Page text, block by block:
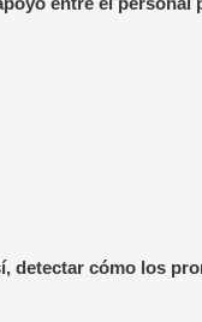
detectar cómo los